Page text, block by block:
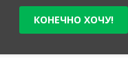
КОНЕЧНО ХОЧУ!